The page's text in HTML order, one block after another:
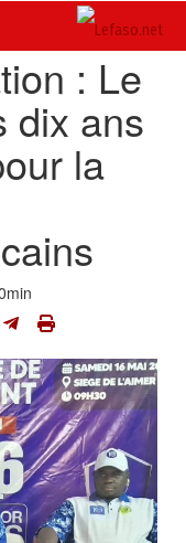
: Le
dix ans
la